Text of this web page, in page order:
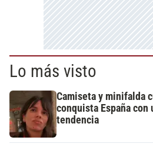
Lo más visto
Camiseta y minifalda
conquista España
tendencia